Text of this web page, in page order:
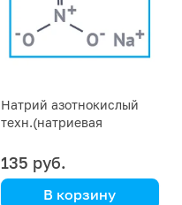
Натрий азотнокислый
техн.(натриевая
фасовка 50 кг
135 руб.
В корзину